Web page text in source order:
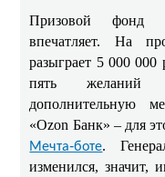
Призовой фонд
впечатляет. На
разыграет 5 000
пять желаний
дополнительную
«Ozon Банк» – для
Мечта‑боте.
изменился, значит,